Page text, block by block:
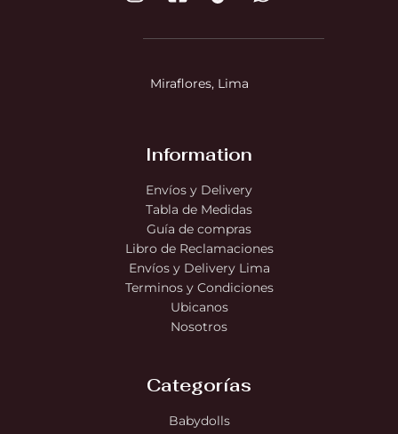
Miraflores, Lima
Information
Envíos y Delivery
Tabla de Medidas
Guía de compras
Libro de Reclamaciones
Envíos y Delivery Lima
Terminos y Condiciones
Ubicanos
Nosotros
Categorías
Babydolls